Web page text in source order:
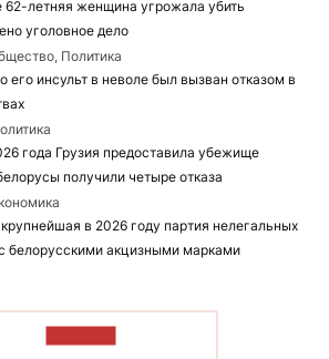
62-летняя женщина угрожала убить
уголовное дело
Политика
его инсульт в неволе был вызван отказом в
года Грузия предоставила убежище
получили четыре отказа
в 2026 году партия нелегальных
белорусскими акцизными марками